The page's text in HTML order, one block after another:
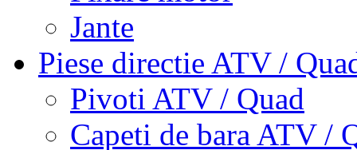
Jante
Piese directie ATV /
Pivoti ATV / Quad
Capeti de bara ATV /